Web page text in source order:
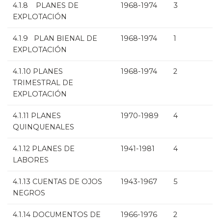
4.1.8 PLANES DE
EXPLOTACIÓN
1968-1974 3
4.1.9 PLAN BIENAL DE
EXPLOTACIÓN
1968-1974 1
4.1.10 PLANES
TRIMESTRAL DE
EXPLOTACIÓN
1968-1974 2
4.1.11 PLANES
QUINQUENALES
1970-1989 4
4.1.12 PLANES DE
LABORES
1941-1981 4
4.1.13 CUENTAS DE OJOS
NEGROS
1943-1967 5
4.1.14 DOCUMENTOS DE
1966-1976 2